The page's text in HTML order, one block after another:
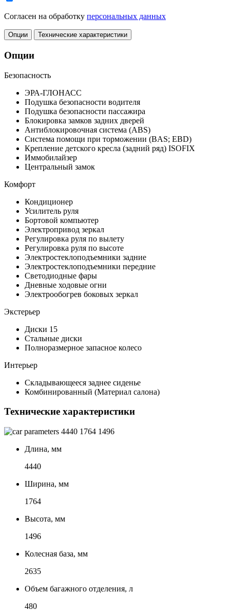
Согласен на обработку персональных данных
Опции Технические характеристики
Опции
Безопасность
ЭРА-ГЛОНАСС
Подушка безопасности водителя
Подушка безопасности пассажира
Блокировка замков задних дверей
Антиблокировочная система (ABS)
Система помощи при торможении (BAS; EBD)
Крепление детского кресла (задний ряд) ISOFIX
Иммобилайзер
Центральный замок
Комфорт
Кондиционер
Усилитель руля
Бортовой компьютер
Электропривод зеркал
Регулировка руля по вылету
Регулировка руля по высоте
Электростеклоподъемники задние
Электростеклоподъемники передние
Светодиодные фары
Дневные ходовые огни
Электрообогрев боковых зеркал
Экстерьер
Диски 15
Стальные диски
Полноразмерное запасное колесо
Интерьер
Складывающееся заднее сиденье
Комбинированный (Материал салона)
Технические характеристики
4440 1764 1496
Длина, мм
4440
Ширина, мм
1764
Высота, мм
1496
Колесная база, мм
2635
Объем багажного отделения, л
480